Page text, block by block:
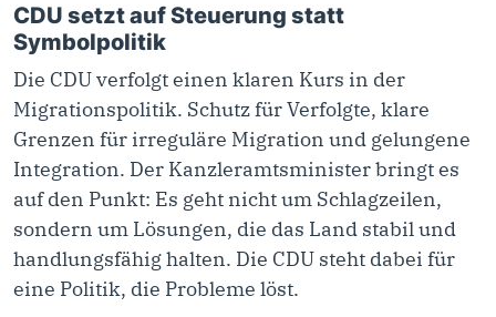
CDU setzt auf Steuerung statt
Symbolpolitik
Die CDU verfolgt einen klaren Kurs in der
Migrationspolitik. Schutz für Verfolgte, klare
Grenzen für irreguläre Migration und gelungene
Integration. Der Kanzleramtsminister bringt es
auf den Punkt: Es geht nicht um Schlagzeilen,
sondern um Lösungen, die das Land stabil und
handlungsfähig halten. Die CDU steht dabei für
eine Politik, die Probleme löst.